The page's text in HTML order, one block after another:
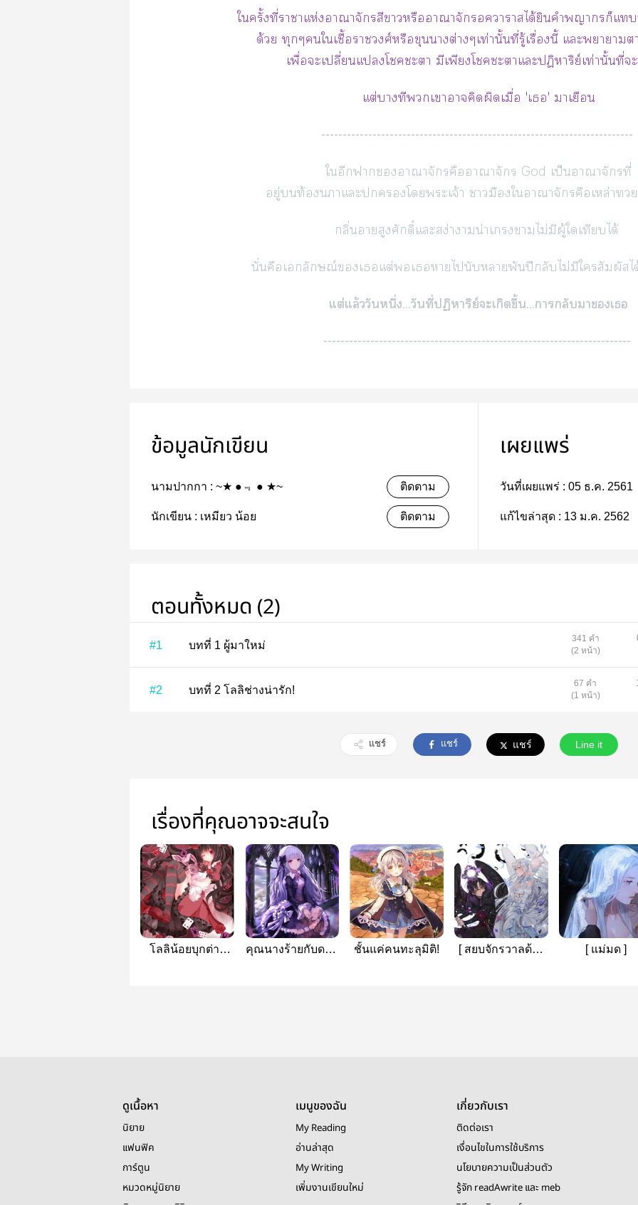
ใครั้งที่าาแห่งอาณาจักรสีาหรืออาณาจักรอาาสได้ยินคำากรก็แ
ด้วย ทุกๆใเชื้อราชวงศ์หรือขุนาต่างๆเท่านั้นที่รู้เรื่องนี้ แะาา
เพื่อะเปลี่ยนแโะา มีเพียงโะาแะปฏิหาริย์เท่านั้นที่
แต่บางทีเาาคิดผิดเมื่อ 'เ' าเยือน
-------------------------------------------------------------------------
ใอีกาอาณาจักรคืออาณาจักร God เป็นอาณาจักรที่
อยู่ท้องาแะโะเจ้า ามืองใอาณาจักรคือเหล่า
กลิ่นาสูงศักดิ์แะสง่าาน่าเาไม่มีผู้ใเทียบได้
นั่นคือเลักษณ์เแต่เาไนับาพันปีกลับไม่มีใสัมผัสได้
แต่แล้ววันหนึ่ง...วันที่ปฏิหาริย์ะเกิดขึ้น...าลับาเ
------------------------------------------------------------------------
ข้อมูลนักเขียน
นามปากกา : ~★ ●﹃ ● ★~ ติดตาม
นักเขียน : เหมียว น้อย ติดตาม
เผยแพร่
วันที่เผยแพร่ : 05 ธ.ค. 2561
แก้ไขล่าสุด : 13 ม.ค. 2562
ตอนทั้งหมด (2)
#1 บทที่ 1 ผู้มาใหม่
341 คำ
(2 หน้า)
#2 บทที่ 2 โลลิช่างน่ารัก!
67 คำ
(1 หน้า)
แชร์ แชร์ แชร์ Line it
เรื่องที่คุณอาจจะสนใจ
โลลิน้อยบุกต่าง
คุณนางร้ายกับดาบ
ชั้นแค่คนทะลุมิติ!
[ สยบจักรวาลด้วย
[ แม่มด ]
ดูเนื้อหา
นิยาย
แฟนฟิค
การ์ตูน
หมวดหมู่นิยาย
เมนูของฉัน
My Reading
อ่านล่าสุด
My Writing
เพิ่มงานเขียนใหม่
เกี่ยวกับเรา
ติดต่อเรา
เงื่อนไขในการใช้บริการ
นโยบายความเป็นส่วนตัว
รู้จัก readAwrite และ meb